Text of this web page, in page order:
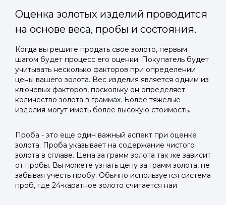
Оценка золотых изделий проводится
на основе веса, пробы и состояния.
Когда вы решите продать свое золото, первым
шагом будет процесс его оценки. Покупатель будет
учитывать несколько факторов при определении
цены вашего золота. Вес изделия является одним из
ключевых факторов, поскольку он определяет
количество золота в граммах. Более тяжелые
изделия могут иметь более высокую стоимость.
Проба - это еще один важный аспект при оценке
золота. Проба указывает на содержание чистого
золота в сплаве. Цена за грамм золота так же зависит
от пробы. Вы можете узнать цену за грамм золота, не
забывая учесть пробу. Обычно используется система
проб, где 24-каратное золото считается наи